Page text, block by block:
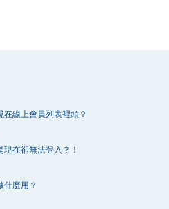
線上會員列表裡頭？
在卻無法登入？！
什麼用？